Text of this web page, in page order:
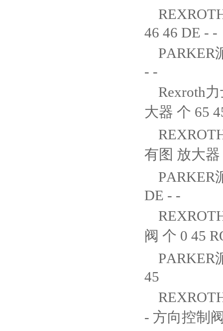
46 46 DE - -
PARKER
- -
Rexroth
大器 个 65
有图 放大
PARKER
DE - -
阀 个 0 45
PARKER
45
- 方向控制